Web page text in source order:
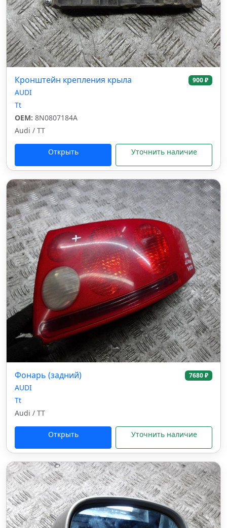
Кронштейн крепления крыла 900 ₽
AUDI
Tt
OEM: 8N0807184A
Audi / TT
Открыть Уточнить наличие
Фонарь (задний) 7680 ₽
AUDI
Tt
Audi / TT
Открыть Уточнить наличие